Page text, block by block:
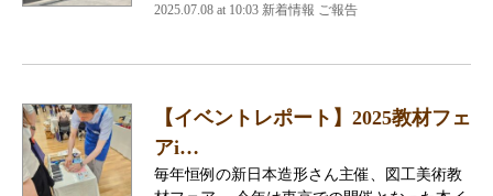
2025.07.08 at 10:03 新着情報 ご報告
【イベントレポート】2025教材フェ
アi…
毎年恒例の新日本造形さん主催、図工美術教